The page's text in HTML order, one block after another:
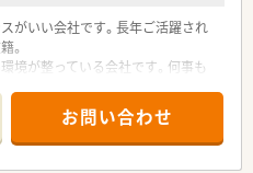
がいい会社です。長年ご活躍され
。
境が整っている会社です。何事も
ヘルプ体制も万全です。皆さんお
勤務しています。
、安心して働ける環境を整えていま
間も充実させることができていま
お問い合わせ